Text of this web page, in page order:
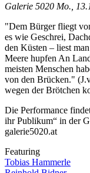
Galerie 5020 Mo.,
"Dem Bürger fliegt
es wie Geschrei,
den Küsten – liest
Meere hupfen An
meisten Menschen
von den Brücken."
wegen der Brötchen
Die Performance
ihr Publikum“ in der
galerie5020.at
Featuring
Tobias Hammerle